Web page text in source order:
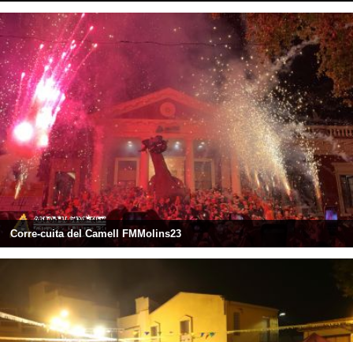
Corre-cuita del Camell FMMolins23